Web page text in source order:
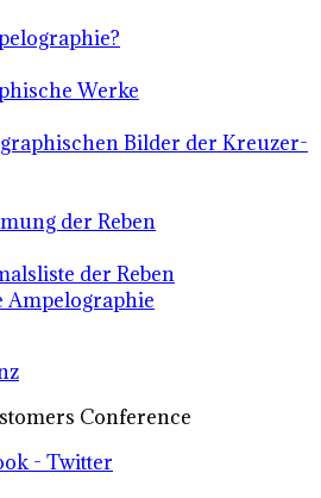
Werke
Bilder der Kreuzer-
der Reben
der Reben
Conference
- Twitter